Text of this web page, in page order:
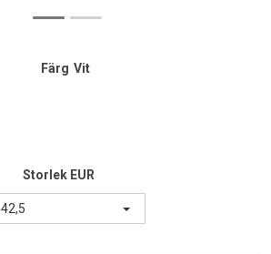
Färg Vit
Storlek EUR
42,5